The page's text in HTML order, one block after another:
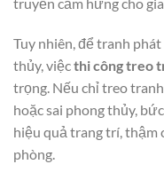
Tuy nhiên, để tranh
thủy, việcthi công treo
trọng. Nếu chỉ treo
hoặc sai phong thủy,
hiệu quả trang trí, thậm
phòng.